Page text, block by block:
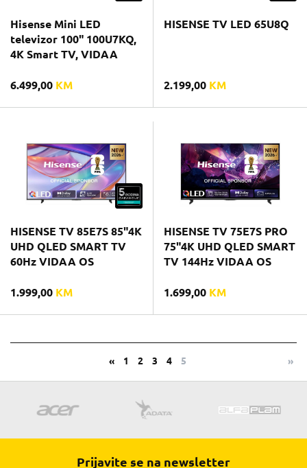
Hisense Mini LED
televizor 100" 100U7KQ,
4K Smart TV, VIDAA
6.499,00 KM
HISENSE TV LED 65U8Q
2.199,00 KM
HISENSE TV 85E7S 85"4K
UHD QLED SMART TV
60Hz VIDAA OS
1.999,00 KM
HISENSE TV 75E7S PRO
75"4K UHD QLED SMART
TV 144Hz VIDAA OS
1.699,00 KM
« 1 2 3 4 5 »
Prijavite se na newsletter